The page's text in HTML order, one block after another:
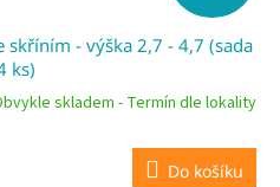
skříním - výška 2,7 - 4,7 (sada
ks)
skladem - Termín dle lokality
Do košíku